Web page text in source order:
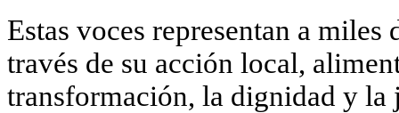
Estas voces representan a
través de su acción local,
transformación, la dignidad y la